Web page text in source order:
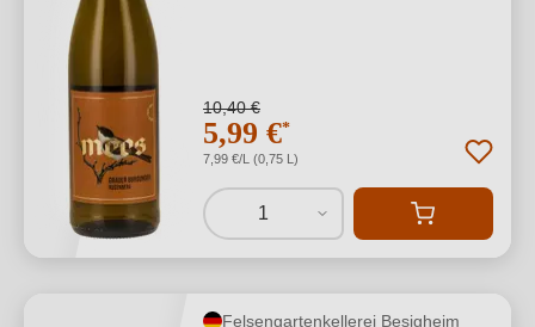
10,40 €
5,99 €*
7,99 €/L (0,75 L)
1
Felsengartenkellerei Besigheim